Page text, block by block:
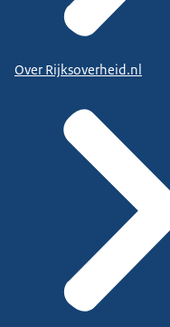
Over Rijksoverheid.nl